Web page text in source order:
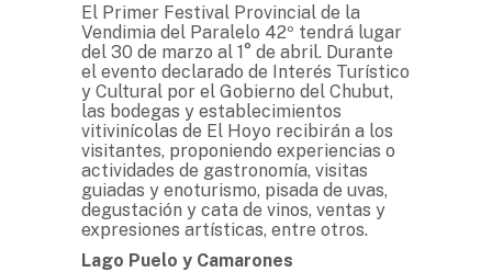
El Primer Festival Provincial de la
Vendimia del Paralelo 42º tendrá lugar
del 30 de marzo al 1° de abril. Durante
el evento declarado de Interés Turístico
y Cultural por el Gobierno del Chubut,
las bodegas y establecimientos
vitivinícolas de El Hoyo recibirán a los
visitantes, proponiendo experiencias o
actividades de gastronomía, visitas
guiadas y enoturismo, pisada de uvas,
degustación y cata de vinos, ventas y
expresiones artísticas, entre otros.
Lago Puelo y Camarones